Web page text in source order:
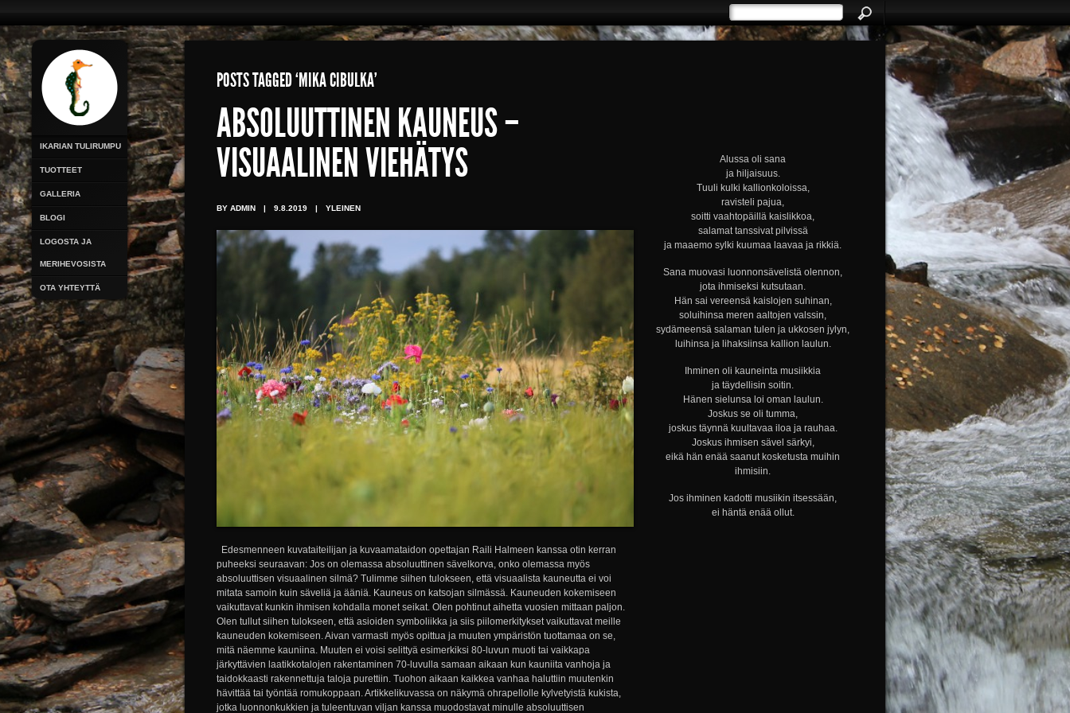
IKARIAN TULIRUMPU
TUOTTEET
GALLERIA
BLOGI
LOGOSTA JA
MERIHEVOSISTA
OTA YHTEYTTÄ
POSTS TAGGED ‘MIKA CIBULKA’
Alussa oli sana
ja hiljaisuus.
Tuuli kulki kallionkoloissa,
ravisteli pajua,
soitti vaahtopäillä kaislikkoa,
salamat tanssivat pilvissä
ja maaemo sylki kuumaa laavaa ja rikkiä.
Sana muovasi luonnonsävelistä olennon,
jota ihmiseksi kutsutaan.
Hän sai vereensä kaislojen suhinan,
soluihinsa meren aaltojen valssin,
sydämeensä salaman tulen ja ukkosen jylyn,
luihinsa ja lihaksiinsa kallion laulun.
Ihminen oli kauneinta musiikkia
ja täydellisin soitin.
Hänen sielunsa loi oman laulun.
Joskus se oli tumma,
joskus täynnä kuultavaa iloa ja rauhaa.
Joskus ihmisen sävel särkyi,
eikä hän enää saanut kosketusta muihin
ihmisiin.
Jos ihminen kadotti musiikin itsessään,
ei häntä enää ollut.
ABSOLUUTTINEN KAUNEUS –
VISUAALINEN VIEHÄTYS
BY ADMIN | 9.8.2019 | YLEINEN
Edesmenneen kuvataiteilijan ja kuvaamataidon opettajan Raili Halmeen kanssa otin kerran
puheeksi seuraavan: Jos on olemassa absoluuttinen sävelkorva, onko olemassa myös
absoluuttisen visuaalinen silmä? Tulimme siihen tulokseen, että visuaalista kauneutta ei voi
mitata samoin kuin säveliä ja ääniä. Kauneus on katsojan silmässä. Kauneuden kokemiseen
vaikuttavat kunkin ihmisen kohdalla monet seikat. Olen pohtinut aihetta vuosien mittaan paljon.
Olen tullut siihen tulokseen, että asioiden symboliikka ja siis piilomerkitykset vaikuttavat meille
kauneuden kokemiseen. Aivan varmasti myös opittua ja muuten ympäristön tuottamaa on se,
mitä näemme kauniina. Muuten ei voisi selittyä esimerkiksi 80-luvun muoti tai vaikkapa
järkyttävien laatikkotalojen rakentaminen 70-luvulla samaan aikaan kun kauniita vanhoja ja
taidokkaasti rakennettuja taloja purettiin. Tuohon aikaan kaikkea vanhaa haluttiin muutenkin
hävittää tai työntää romukoppaan. Artikkelikuvassa on näkymä ohrapellolle kylvetyistä kukista,
jotka luonnonkukkien ja tuleentuvan viljan kanssa muodostavat minulle absoluuttisen